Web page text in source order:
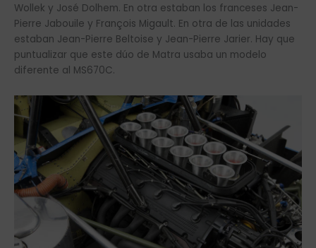
Wollek y José Dolhem. En otra estaban los franceses Jean-
Pierre Jabouile y François Migault. En otra de las unidades
estaban Jean-Pierre Beltoise y Jean-Pierre Jarier. Hay que
puntualizar que este dúo de Matra usaba un modelo
diferente al MS670C.